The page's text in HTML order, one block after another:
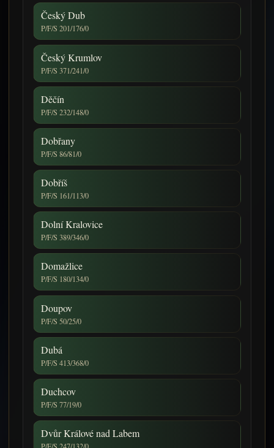
Český Dub
P/F/S 201/176/0
Český Krumlov
P/F/S 371/241/0
Děčín
P/F/S 232/148/0
Dobřany
P/F/S 86/81/0
Dobříš
P/F/S 161/113/0
Dolní Kralovice
P/F/S 389/346/0
Domažlice
P/F/S 180/134/0
Doupov
P/F/S 50/25/0
Dubá
P/F/S 413/368/0
Duchcov
P/F/S 77/19/0
Dvůr Králové nad Labem